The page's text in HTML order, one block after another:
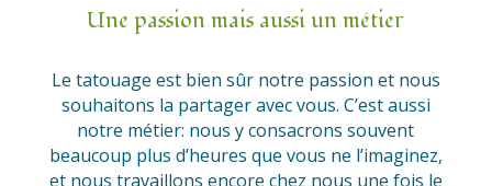
Une passion mais aussi un métier
Le tatouage est bien sûr notre passion et nous
souhaitons la partager avec vous. C’est aussi
notre métier: nous y consacrons souvent
beaucoup plus d’heures que vous ne l’imaginez,
et nous travaillons encore chez nous une fois le